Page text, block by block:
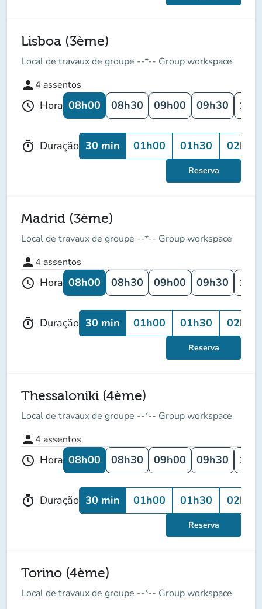
Lisboa (3ème)
Local de travaux de groupe --*-- Group workspace
person 4 assentos
schedule Hora 08h00 08h30 09h00 09h30
timer Duração 30 min 01h00 01h30 02h00
Reserva
Madrid (3ème)
Local de travaux de groupe --*-- Group workspace
person 4 assentos
schedule Hora 08h00 08h30 09h00 09h30
timer Duração 30 min 01h00 01h30 02h00
Reserva
Thessaloniki (4ème)
Local de travaux de groupe --*-- Group workspace
person 4 assentos
schedule Hora 08h00 08h30 09h00 09h30
timer Duração 30 min 01h00 01h30 02h00
Reserva
Torino (4ème)
Local de travaux de groupe --*-- Group workspace